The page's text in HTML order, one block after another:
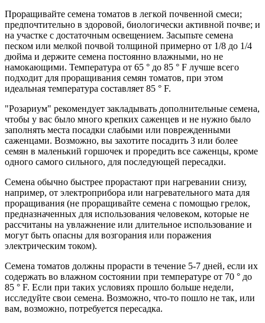
Проращивайте семена томатов в легкой почвенной смеси;
предпочтительно в здоровой, биологически активной почве; и
на участке с достаточным освещением. Засыпьте семена
песком или мелкой почвой толщиной примерно от 1/8 до 1/4
дюйма и держите семена постоянно влажными, но не
намокающими. Температура от 65 ° до 85 ° F лучше всего
подходит для проращивания семян томатов, при этом
идеальная температура составляет 85 ° F.
"Розариум" рекомендует закладывать дополнительные семена,
чтобы у вас было много крепких саженцев и не нужно было
заполнять места посадки слабыми или поврежденными
саженцами. Возможно, вы захотите посадить 3 или более
семян в маленький горшочек и проредить все саженцы, кроме
одного самого сильного, для последующей пересадки.
Семена обычно быстрее прорастают при нагревании снизу,
например, от электроприбора или нагревательного мата для
проращивания (не проращивайте семена с помощью грелок,
предназначенных для использования человеком, которые не
рассчитаны на увлажнение или длительное использование и
могут быть опасны для возгорания или поражения
электрическим током).
Семена томатов должны прорасти в течение 5-7 дней, если их
содержать во влажном состоянии при температуре от 70 ° до
85 ° F. Если при таких условиях прошло больше недели,
исследуйте свои семена. Возможно, что-то пошло не так, или
вам, возможно, потребуется пересадка.